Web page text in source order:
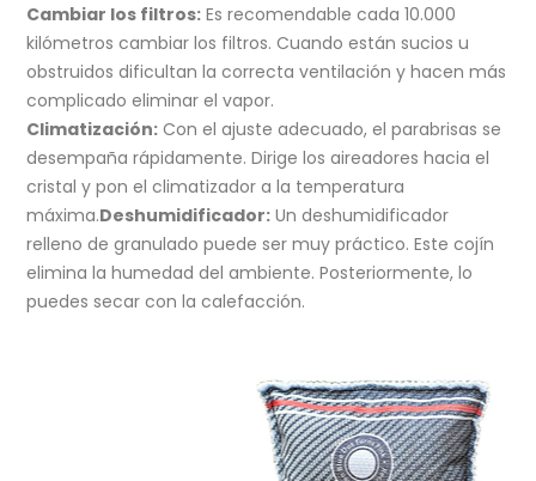
Cambiar los filtros: Es recomendable cada 10.000
kilómetros cambiar los filtros. Cuando están sucios u
obstruidos dificultan la correcta ventilación y hacen más
complicado eliminar el vapor.
Climatización: Con el ajuste adecuado, el parabrisas se
desempaña rápidamente. Dirige los aireadores hacia el
cristal y pon el climatizador a la temperatura
máxima.Deshumidificador: Un deshumidificador
relleno de granulado puede ser muy práctico. Este cojín
elimina la humedad del ambiente. Posteriormente, lo
puedes secar con la calefacción.